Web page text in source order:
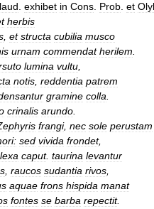
exhibet in Cons Prob et
herbis
et structa cubilia musco
urnam commendat herilem
lumina vultu
notis reddentia patrem
gramine colla
crinalis arundo
frangi, nec sole perustam
sed vivida frondet,
caput. taurina levantur
raucos sudantia rivos
aquae frons hispida manat
fontes se barba repectit.